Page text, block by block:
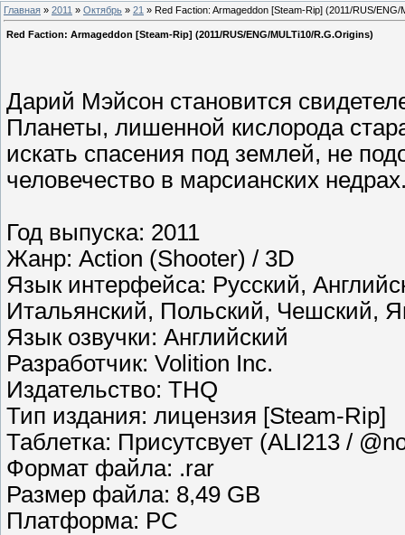
Главная » 2011 » Октябрь » 21 » Red Faction: Armageddon [Steam-Rip] (2011/RUS/ENG/
Red Faction: Armageddon [Steam-Rip] (2011/RUS/ENG/MULTi10/R.G.Origins)
Дарий Мэйсон становится
Планеты, лишенной кислорода
искать спасения под землей, не
человечество в марсианских
Год выпуска: 2011
Жанр: Action (Shooter) / 3D
Язык интерфейса: Русский,
Итальянский, Польский, Чешский,
Язык озвучки: Английский
Разработчик: Volition Inc.
Издательство: THQ
Тип издания: лицензия [Steam-Rip]
Таблетка: Присутсвует (ALI213 /
Формат файла: .rar
Размер файла: 8,49 GB
Платформа: PC